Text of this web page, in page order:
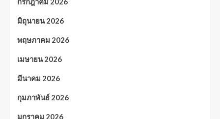
มิถุนายน 2026
พฤษภาคม 2026
เมษายน 2026
มีนาคม 2026
กุมภาพันธ์ 2026
มกราคม 2026